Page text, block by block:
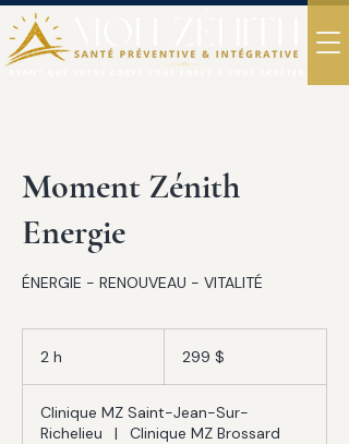
Moment Zénith
Energie
ÉNERGIE - RENOUVEAU - VITALITÉ
2 h 299 $
Clinique MZ Saint-Jean-Sur-
Richelieu
| Clinique MZ Brossard